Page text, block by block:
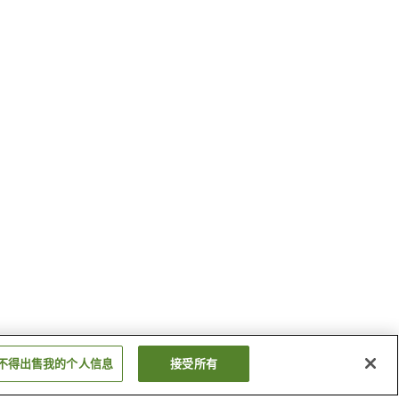
得出售我的个人信息 接受所有